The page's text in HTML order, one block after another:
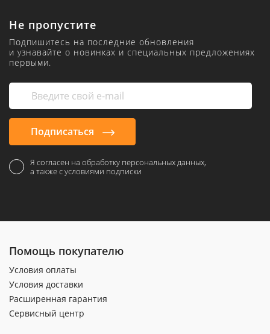
Не пропустите
Подпишитесь на последние обновления
и узнавайте о новинках и специальных предложениях
первыми.
Подписаться
Я согласен на обработку персональных данных,
а также с условиями подписки
Помощь покупателю
Условия оплаты
Условия доставки
Расширенная гарантия
Сервисный центр